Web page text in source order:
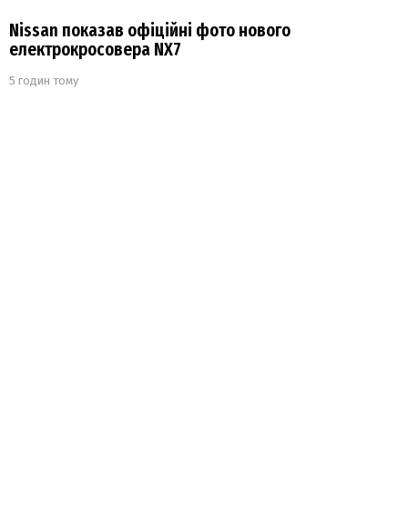
Nissan показав офіційні фото нового
електрокросовера NX7
5 годин тому